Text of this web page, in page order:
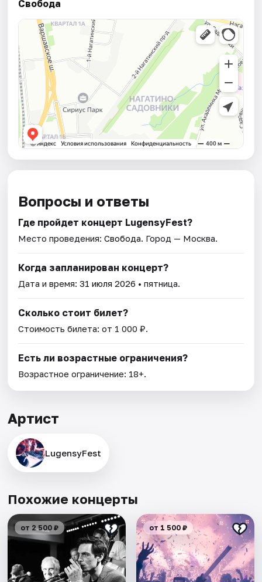
Свобода
Вопросы и ответы
Где пройдет концерт LugensyFest?
Место проведения:Свобода. Город — Москва.
Когда запланирован концерт?
Дата и время:31 июля 2026 • пятница.
Сколько стоит билет?
Стоимость билета: от 1 000 ₽.
Есть ли возрастные ограничения?
Возрастное ограничение: 18+.
Артист
LugensyFest
Похожие концерты
от 2 500 ₽ от 1 500 ₽